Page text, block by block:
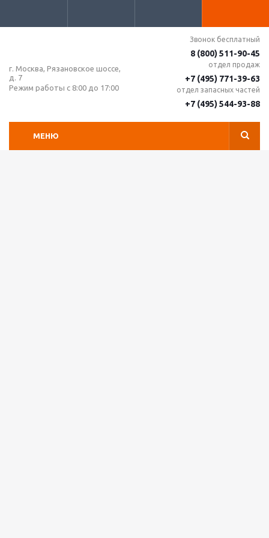
г. Москва, Рязановское шоссе,
д. 7
Режим работы с 8:00 до 17:00
Звонок бесплатный
8 (800) 511-90-45
отдел продаж
+7 (495) 771-39-63
отдел запасных частей
+7 (495) 544-93-88
МЕНЮ